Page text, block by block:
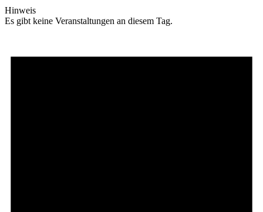
Hinweis
Es gibt keine Veranstaltungen an diesem Tag.